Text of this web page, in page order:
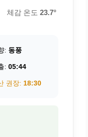
체감 온도 23.7°
: 동풍
: 05:44
권장: 18:30